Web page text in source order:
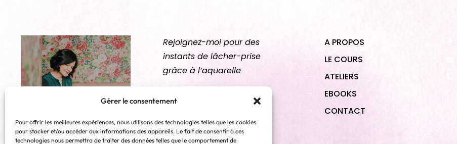
Gérer le consentement
Pour offrir les meilleures expériences, nous utilisons des technologies telles que les cookies
pour stocker et/ou accéder aux informations des appareils. Le fait de consentir à ces
technologies nous permettra de traiter des données telles que le comportement de
Rejoignez-moi pour des
instants de lâcher-prise
grâce à l’aquarelle
A PROPOS
LE COURS
ATELIERS
EBOOKS
CONTACT